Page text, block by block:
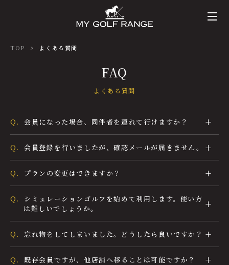
TOP よくある質問
FAQ
よくある質問
Q. 会員になった場合、同伴者を連れて行けますか？
Q. 会員登録を行いましたが、確認メールが届きません。
Q. プランの変更はできますか？
Q.
シミュレーションゴルフを始めて利用します。使い方
は難しいでしょうか。
Q. 忘れ物をしてしまいました。どうしたら良いですか？
Q. 既存会員ですが、他店舗へ移ることは可能ですか？